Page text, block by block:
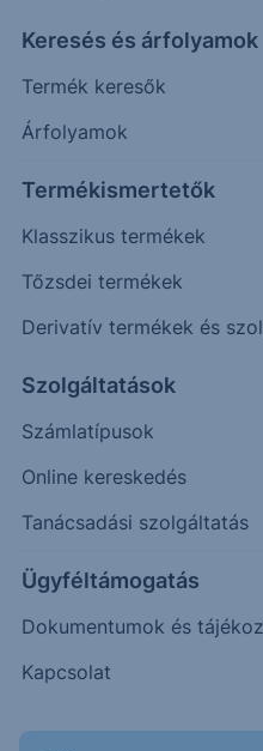
Keresés és árfolyamok
Termék keresők
Árfolyamok
Termékismertetők
Klasszikus termékek
Tőzsdei termékek
Derivatív termékek és
Szolgáltatások
Számlatípusok
Online kereskedés
Tanácsadási szolgáltatás
Ügyféltámogatás
Dokumentumok és
Kapcsolat
Védelmi
rendelkező
Az Erste Strukturált
piaci helyzetekre
A havonta érkező
kiválasztott mögöttes
részesülhetsz, vagy